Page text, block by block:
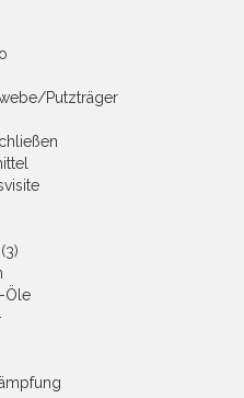
Putzträger
Öle